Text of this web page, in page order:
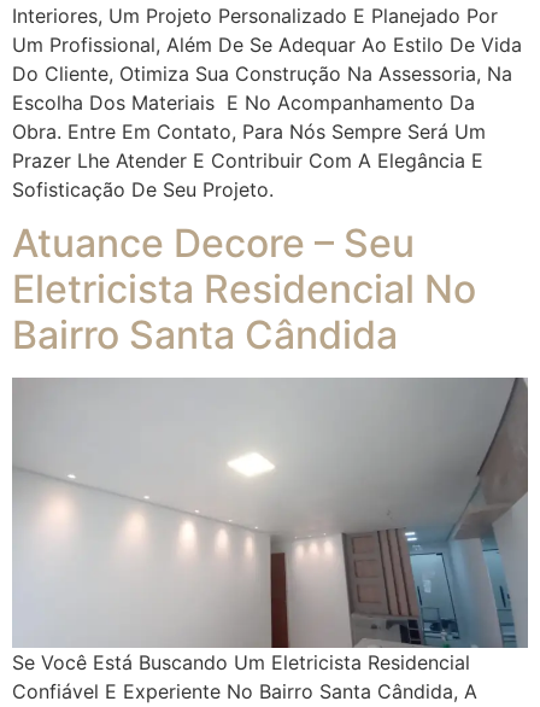
Interiores, Um Projeto Personalizado E Planejado Por
Um Profissional, Além De Se Adequar Ao Estilo De Vida
Do Cliente, Otimiza Sua Construção Na Assessoria, Na
Escolha Dos Materiais E No Acompanhamento Da
Obra. Entre Em Contato, Para Nós Sempre Será Um
Prazer Lhe Atender E Contribuir Com A Elegância E
Sofisticação De Seu Projeto.
Atuance Decore – Seu
Eletricista Residencial No
Bairro Santa Cândida
Se Você Está Buscando Um Eletricista Residencial
Confiável E Experiente No Bairro Santa Cândida, A